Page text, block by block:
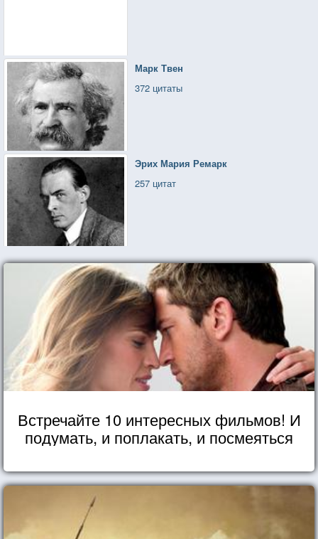
Марк Твен
372 цитаты
Эрих Мария Ремарк
257 цитат
Встречайте 10 интересных фильмов! И
подумать, и поплакать, и посмеяться